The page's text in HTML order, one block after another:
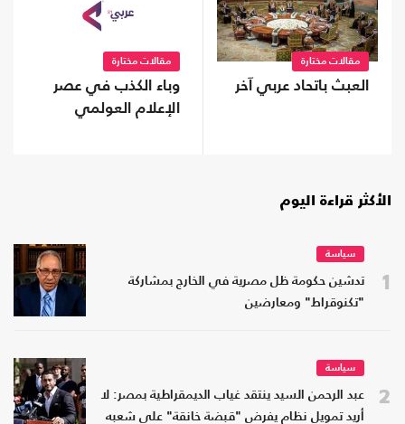
مقالات مختارة
العبث باتحاد عربي آخر
مقالات مختارة
وباء الكذب في عصر
الإعلام العولمي
الأكثر قراءة اليوم
1
سياسة
تدشين حكومة ظل مصرية في الخارج بمشاركة
"تكنوقراط" ومعارضين
2
سياسة
عبد الرحمن السيد ينتقد غياب الديمقراطية بمصر: لا
أريد تمويل نظام يفرض "قبضة خانقة" على شعبه